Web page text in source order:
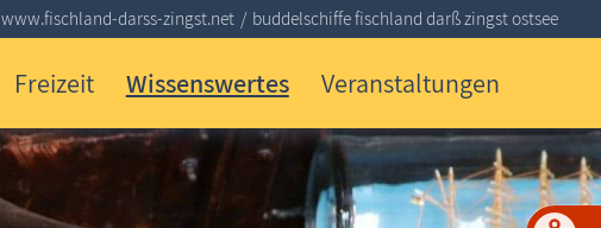
Freizeit Wissenswertes Veranstaltungen
www.fischland-darss-zingst.net buddelschiffe fischland darß zingst ostsee